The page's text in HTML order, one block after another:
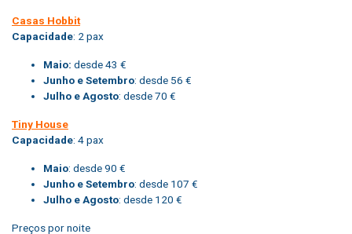
Casas Hobbit
Capacidade: 2 pax
Maio: desde 43 €
Junho e Setembro: desde 56 €
Julho e Agosto: desde 70 €
Tiny House
Capacidade: 4 pax
Maio: desde 90 €
Junho e Setembro: desde 107 €
Julho e Agosto: desde 120 €
Preços por noite